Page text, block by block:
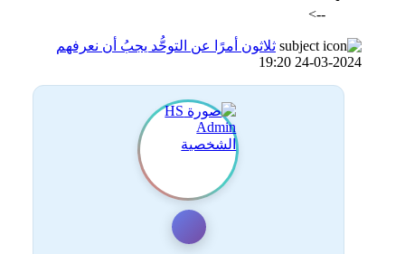
-->
ثلاثون أمرًا عن التوحُّد يجبُ أن نعرفهم
24-03-2024 19:20